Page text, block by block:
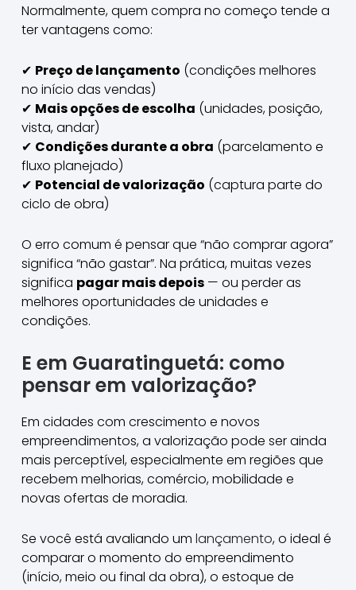
Normalmente, quem compra no começo tende a
ter vantagens como:
✔ Preço de lançamento (condições melhores
no início das vendas)
✔ Mais opções de escolha (unidades, posição,
vista, andar)
✔ Condições durante a obra (parcelamento e
fluxo planejado)
✔ Potencial de valorização (captura parte do
ciclo de obra)
O erro comum é pensar que “não comprar agora”
significa “não gastar”. Na prática, muitas vezes
significa pagar mais depois— ou perder as
melhores oportunidades de unidades e
condições.
E em Guaratinguetá: como
pensar em valorização?
Em cidades com crescimento e novos
empreendimentos, a valorização pode ser ainda
mais perceptível, especialmente em regiões que
recebem melhorias, comércio, mobilidade e
novas ofertas de moradia.
Se você está avaliando um lançamento, o ideal é
comparar o momento do empreendimento
(início, meio ou final da obra), o estoque de